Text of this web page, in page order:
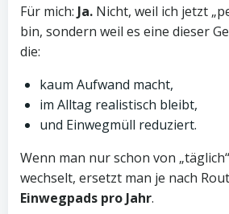
Für mich: Ja. Nicht, weil ich jetzt
bin, sondern weil es eine dieser
die:
kaum Aufwand macht,
im Alltag realistisch bleibt,
und Einwegmüll reduziert.
Wenn man nur schon von
wechselt, ersetzt man je nach
Einwegpads pro Jahr.